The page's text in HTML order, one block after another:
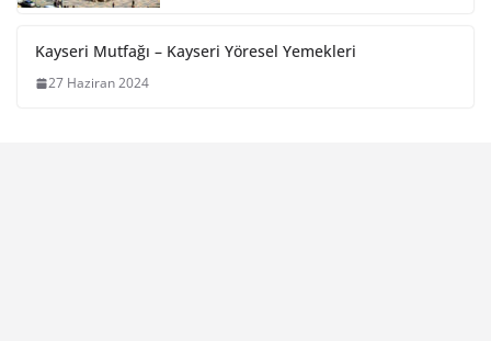
Kayseri Mutfağı – Kayseri Yöresel Yemekleri
27 Haziran 2024